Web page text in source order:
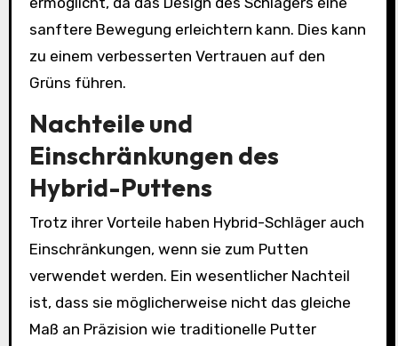
sanftere Bewegung erleichtern kann. Dies kann
zu einem verbesserten Vertrauen auf den
Grüns führen.
Nachteile und
Einschränkungen des
Hybrid-Puttens
Trotz ihrer Vorteile haben Hybrid-Schläger auch
Einschränkungen, wenn sie zum Putten
verwendet werden. Ein wesentlicher Nachteil
ist, dass sie möglicherweise nicht das gleiche
Maß an Präzision wie traditionelle Putter